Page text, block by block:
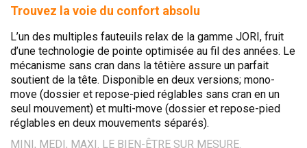
Trouvez la voie du confort absolu
L’un des multiples fauteuils relax de la gamme JORI, fruit
d’une technologie de pointe optimisée au fil des années. Le
mécanisme sans cran dans la têtière assure un parfait
soutient de la tête. Disponible en deux versions; mono-
move (dossier et repose-pied réglables sans cran en un
seul mouvement) et multi-move (dossier et repose-pied
réglables en deux mouvements séparés).
MINI, MEDI, MAXI. LE BIEN-ÊTRE SUR MESURE.